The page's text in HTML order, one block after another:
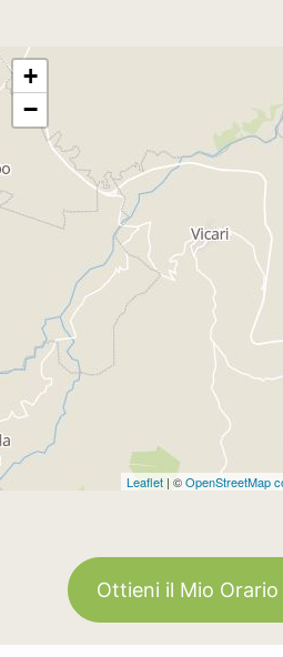
+
−
Leaflet | ©OpenStreetMap
Ottieni il Mio